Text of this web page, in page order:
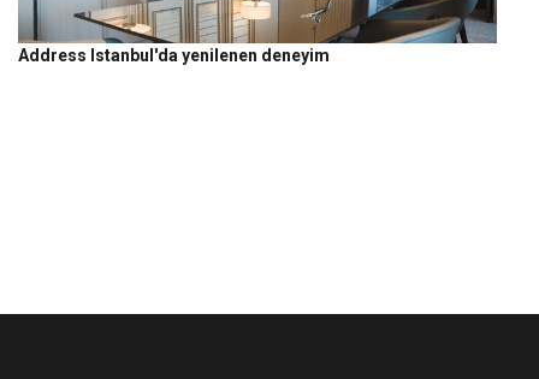
Address Istanbul'da yenilenen deneyim